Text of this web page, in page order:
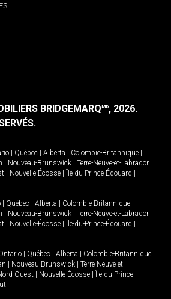
BRIDGEMARQMD, 2026.
| Québec | Alberta | Colombie-Britannique |
| Nouveau-Brunswick | Terre-Neuve-et-Labrador
| Nouvelle-Écosse | Île-du-Prince-Édouard |
| Québec | Alberta | Colombie-Britannique |
| Nouveau-Brunswick | Terre-Neuve-et-Labrador
| Nouvelle-Écosse | Île-du-Prince-Édouard |
| Québec | Alberta | Colombie-Britannique
| Nouveau-Brunswick | Terre-Neuve-et-
Ouest | Nouvelle-Écosse | Île-du-Prince-